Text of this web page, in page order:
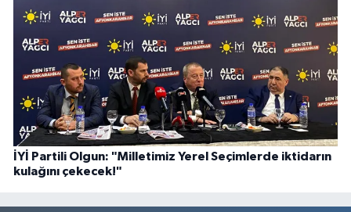
İYİ Partili Olgun: "Milletimiz Yerel Seçimlerde iktidarın
kulağını çekecek!"